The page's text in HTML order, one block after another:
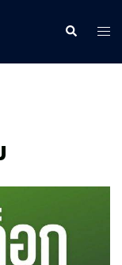
Search